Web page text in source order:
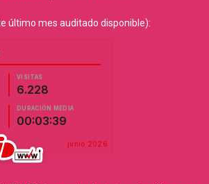
último mes auditado disponible):